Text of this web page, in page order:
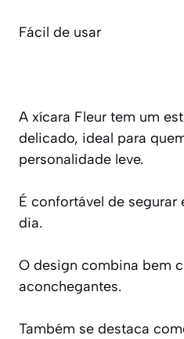
Fácil de usar
A xícara Fleur tem um
delicado, ideal para
personalidade leve.
É confortável de segurar
dia.
O design combina bem
aconchegantes.
Também se destaca